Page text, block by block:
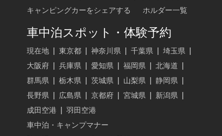
キャンピングカーをシェアする
ホルダー一覧
車中泊スポット・体験予約
現在地 東京都 神奈川県 千葉県 埼玉県
大阪府
兵庫県 愛知県 福岡県 北海道
群馬県
栃木県 茨城県 山梨県 静岡県
長野県
広島県 京都府 宮城県 新潟県
成田空港
羽田空港
車中泊・キャンプマナー